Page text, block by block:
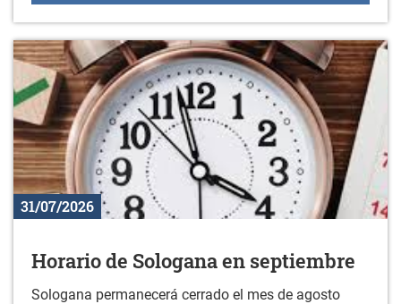
31/07/2026
Horario de Sologana en septiembre
Sologana permanecerá cerrado el mes de agosto